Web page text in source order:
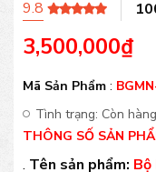
9.8
3,500,000₫
Mã Sản Phẩm :
Tình trạng: Còn hàng
THÔNG SỐ SẢN
. Tên sản phẩm: